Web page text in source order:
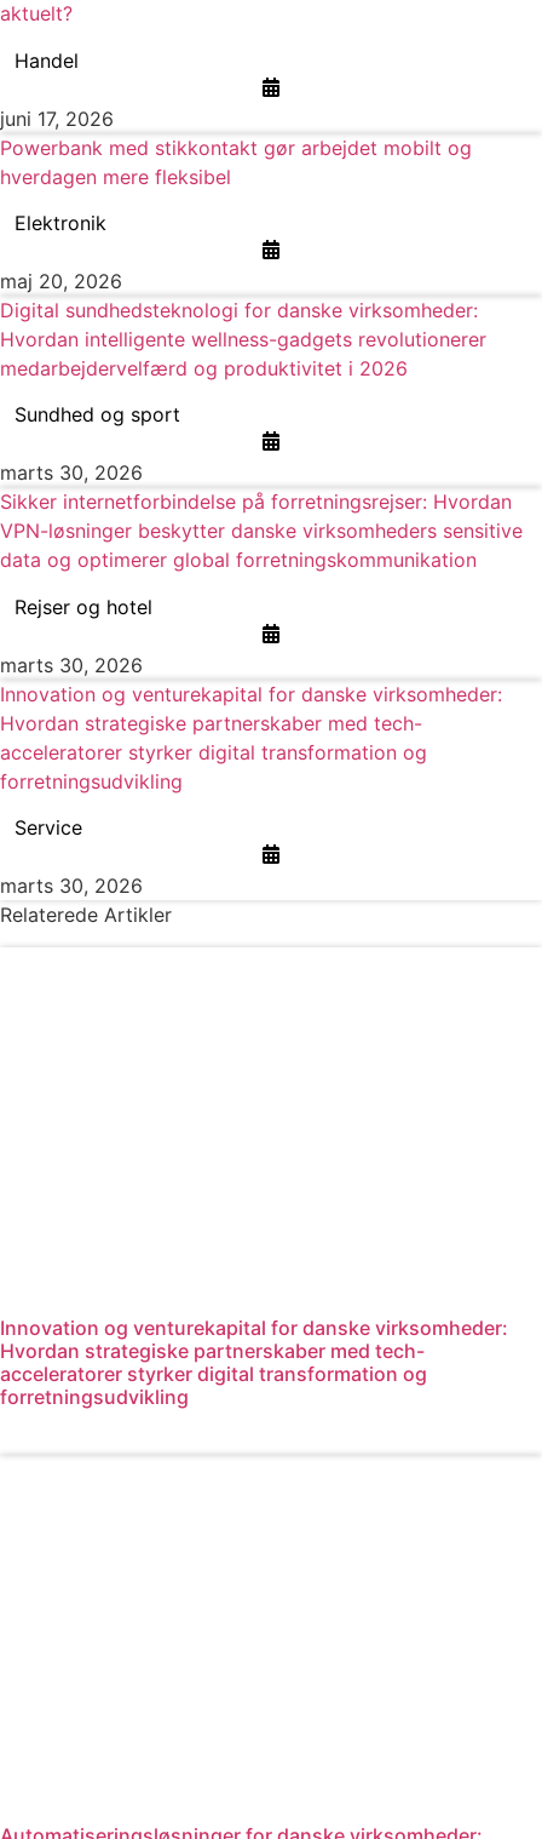
aktuelt?
Handel
juni 17, 2026
Powerbank med stikkontakt gør arbejdet mobilt og
hverdagen mere fleksibel
Elektronik
maj 20, 2026
Digital sundhedsteknologi for danske virksomheder:
Hvordan intelligente wellness-gadgets revolutionerer
medarbejdervelfærd og produktivitet i 2026
Sundhed og sport
marts 30, 2026
Sikker internetforbindelse på forretningsrejser: Hvordan
VPN-løsninger beskytter danske virksomheders sensitive
data og optimerer global forretningskommunikation
Rejser og hotel
marts 30, 2026
Innovation og venturekapital for danske virksomheder:
Hvordan strategiske partnerskaber med tech-
acceleratorer styrker digital transformation og
forretningsudvikling
Service
marts 30, 2026
Relaterede Artikler
Innovation og venturekapital for danske virksomheder:
Hvordan strategiske partnerskaber med tech-
acceleratorer styrker digital transformation og
forretningsudvikling